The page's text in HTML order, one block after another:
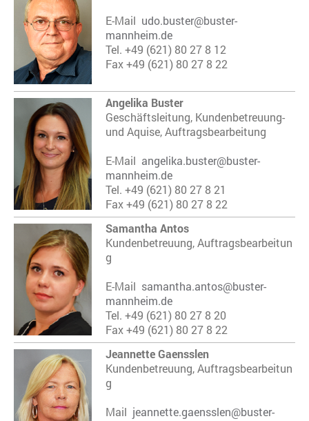
E-Mail udo.buster@buster-
mannheim.de
Tel. +49 (621) 80 27 8 12
Fax +49 (621) 80 27 8 22
Angelika Buster
Geschäftsleitung, Kundenbetreuung-
und Aquise, Auftragsbearbeitung
E-Mail angelika.buster@buster-
mannheim.de
Tel. +49 (621) 80 27 8 21
Fax +49 (621) 80 27 8 22
Samantha Antos
Kundenbetreuung, Auftragsbearbeitun
g
E-Mail samantha.antos@buster-
mannheim.de
Tel. +49 (621) 80 27 8 20
Fax +49 (621) 80 27 8 22
Jeannette Gaensslen
Kundenbetreuung, Auftragsbearbeitun
g
Mail jeannette.gaensslen@buster-